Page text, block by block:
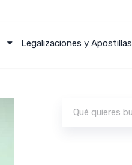
Legalizaciones y Apostillas